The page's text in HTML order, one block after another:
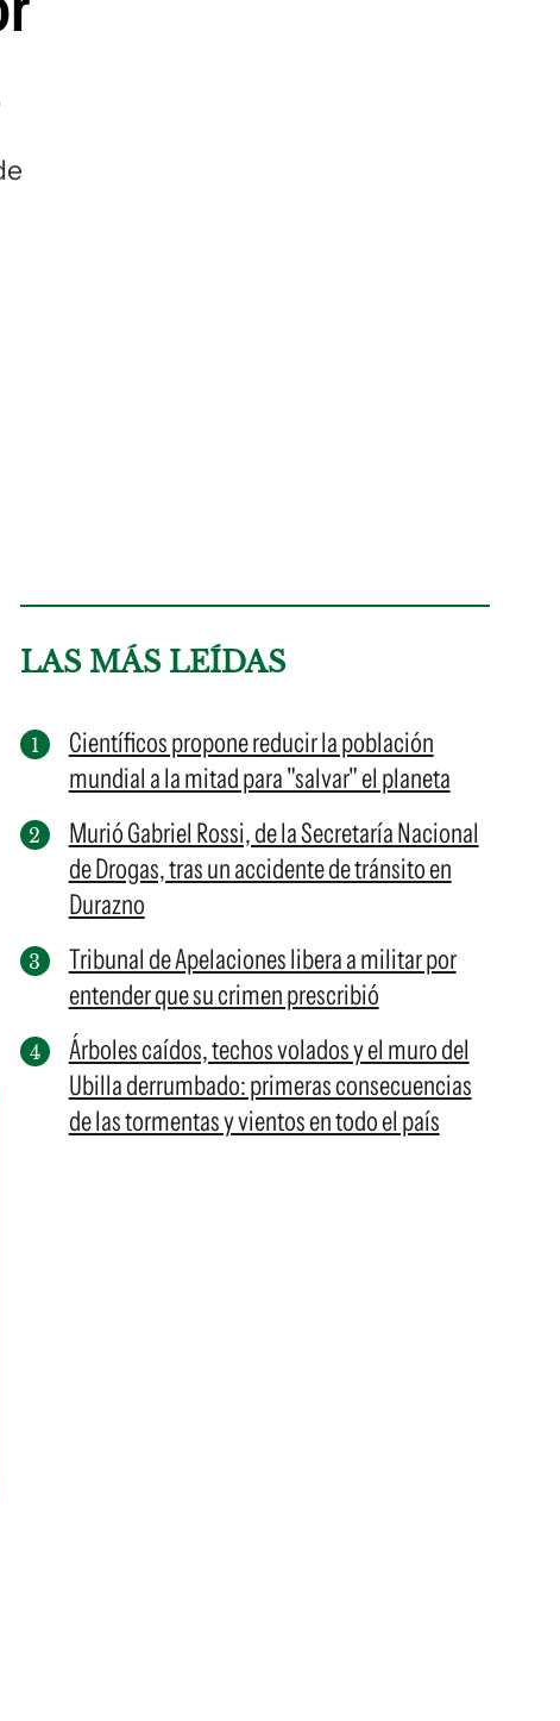
LAS MÁS LEÍDAS
Científicos propone reducir la población
mundial a la mitad para "salvar" el planeta
Murió Gabriel Rossi, de la Secretaría Nacional
de Drogas, tras un accidente de tránsito en
Durazno
Tribunal de Apelaciones libera a militar por
entender que su crimen prescribió
Árboles caídos, techos volados y el muro del
Ubilla derrumbado: primeras consecuencias
de las tormentas y vientos en todo el país